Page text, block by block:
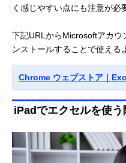
く感じやすい点にも注意が必
下記URLからMicrosoftアカウ
ンストールすることで使える
Chrome ウェブストア｜
iPadでエクセルを使